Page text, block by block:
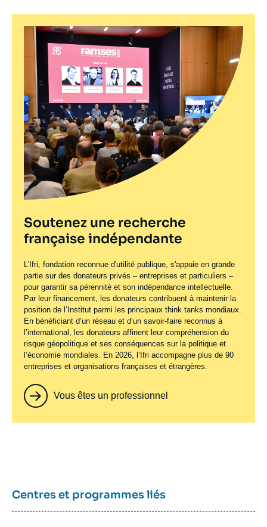
Soutenez une recherche
française indépendante
L'Ifri, fondation reconnue d'utilité publique, s'appuie en grande
partie sur des donateurs privés – entreprises et particuliers –
pour garantir sa pérennité et son indépendance intellectuelle.
Par leur financement, les donateurs contribuent à maintenir la
position de l’Institut parmi les principaux think tanks mondiaux.
En bénéficiant d’un réseau et d’un savoir-faire reconnus à
l’international, les donateurs affinent leur compréhension du
risque géopolitique et ses conséquences sur la politique et
l’économie mondiales. En 2026, l’Ifri accompagne plus de 90
entreprises et organisations françaises et étrangères.
Vous êtes un professionnel
Centres et programmes liés